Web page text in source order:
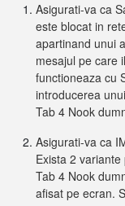
Asigurati-va ca
este blocat in
apartinand unui
mesajul pe care
functioneaza cu
introducerea
Tab 4 Nook
Asigurati-va ca
Exista 2
Tab 4 Nook
afisat pe ecran.